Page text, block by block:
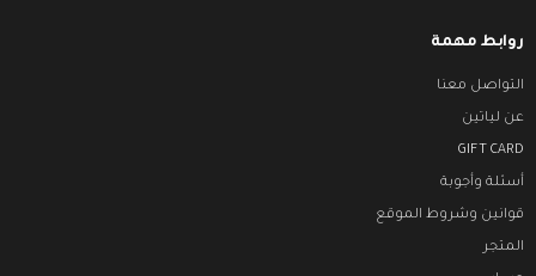
روابط مهمة
التواصل معنا
عن لياتين
GIFT CARD
أسئلة وأجوبة
قوانين وشروط الموقع
المتجر